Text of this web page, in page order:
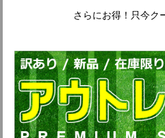
さらにお得！只今ク